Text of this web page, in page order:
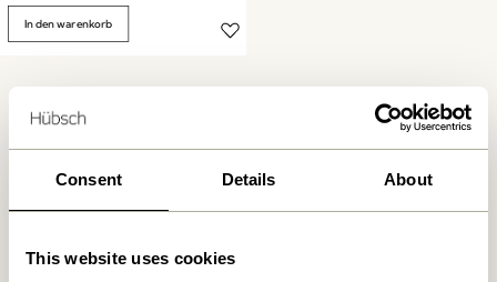
Consent Details About
This website uses cookies
In den warenkorb